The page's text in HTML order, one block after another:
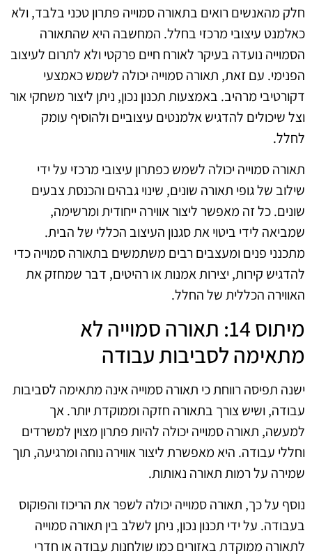
חלק מהאנשים רואים בתאורה סמוייה פתרון טכני בלבד, ולא
כאלמנט עיצובי מרכזי בחלל. המחשבה היא שהתאורה
הסמוייה נועדה בעיקר לאורח חיים פרקטי ולא לתרום לעיצוב
הפנימי. עם זאת, תאורה סמוייה יכולה לשמש כאמצעי
דקורטיבי מרהיב. באמצעות תכנון נכון, ניתן ליצור משחקי אור
וצל שיכולים להדגיש אלמנטים עיצוביים ולהוסיף עומק
לחלל.
תאורה סמוייה יכולה לשמש כפתרון עיצובי מרכזי על ידי
שילוב של גופי תאורה שונים, שינוי גבהים והכנסת צבעים
שונים. כל זה מאפשר ליצור אווירה ייחודית ומרשימה,
שמביאה לידי ביטוי את סגנון העיצוב הכללי של הבית.
מתכנני פנים ומעצבים רבים משתמשים בתאורה סמוייה כדי
להדגיש קירות, יצירות אמנות או רהיטים, דבר שמחזק את
האווירה הכללית של החלל.
מיתוס 14: תאורה סמוייה לא
מתאימה לסביבות עבודה
ישנה תפיסה רווחת כי תאורה סמוייה אינה מתאימה לסביבות
עבודה, ושיש צורך בתאורה חזקה וממוקדת יותר. אך
למעשה, תאורה סמוייה יכולה להיות פתרון מצוין למשרדים
וחללי עבודה. היא מאפשרת ליצור אווירה נוחה ומרגיעה, תוך
שמירה על רמות תאורה נאותות.
נוסף על כך, תאורה סמוייה יכולה לשפר את הריכוז והפוקוס
בעבודה. על ידי תכנון נכון, ניתן לשלב בין תאורה סמוייה
לתאורה ממוקדת באזורים כמו שולחנות עבודה או חדרי